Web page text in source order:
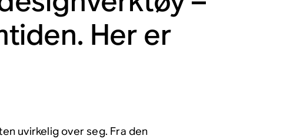
Her er
uvirkelig over seg. Fra den